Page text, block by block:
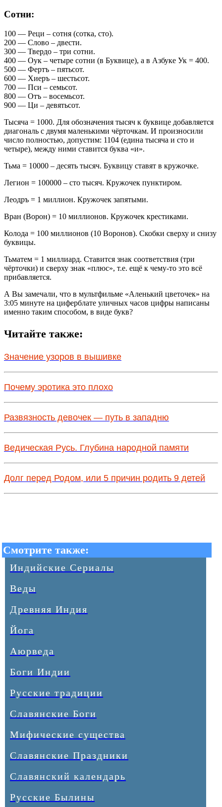
Сотни:
100 — Реци – сотня (сотка, сто).
200 — Слово – двести.
300 — Твердо – три сотни.
400 — Оук – четыре сотни (в Буквице), а в Азбуке Ук = 400.
500 — Фертъ – пятьсот.
600 — Хиеръ – шестьсот.
700 — Пси – семьсот.
800 — Отъ – восемьсот.
900 — Ци – девятьсот.
Тысяча = 1000. Для обозначения тысяч к буквице добавляется
диагональ с двумя маленькими чёрточкам. И произносили
число полностью, допустим: 1104 (едина тысяча и сто и
четыре), между ними ставится буква «и».
Тьма = 10000 – десять тысяч. Буквицу ставят в кружочке.
Легион = 100000 – сто тысяч. Кружочек пунктиром.
Леодръ = 1 миллион. Кружочек запятыми.
Вран (Ворон) = 10 миллионов. Кружочек крестиками.
Колода = 100 миллионов (10 Воронов). Скобки сверху и снизу
буквицы.
Тьматем = 1 миллиард. Ставится знак соответствия (три
чёрточки) и сверху знак «плюс», т.е. ещё к чему-то это всё
прибавляется.
А Вы замечали, что в мультфильме «Аленький цветочек» на
3:05 минуте на циферблате уличных часов цифры написаны
именно таким способом, в виде букв?
Читайте также:
Значение узоров в вышивке
Почему эротика это плохо
Развязность девочек — путь в западню
Ведическая Русь. Глубина народной памяти
Долг перед Родом, или 5 причин родить 9 детей
Смотрите также:
Индийские Сериалы
Веды
Древняя Индия
Йога
Аюрведа
Боги Индии
Русские традиции
Славянские Боги
Мифические существа
Славянские Праздники
Славянский календарь
Русские Былины